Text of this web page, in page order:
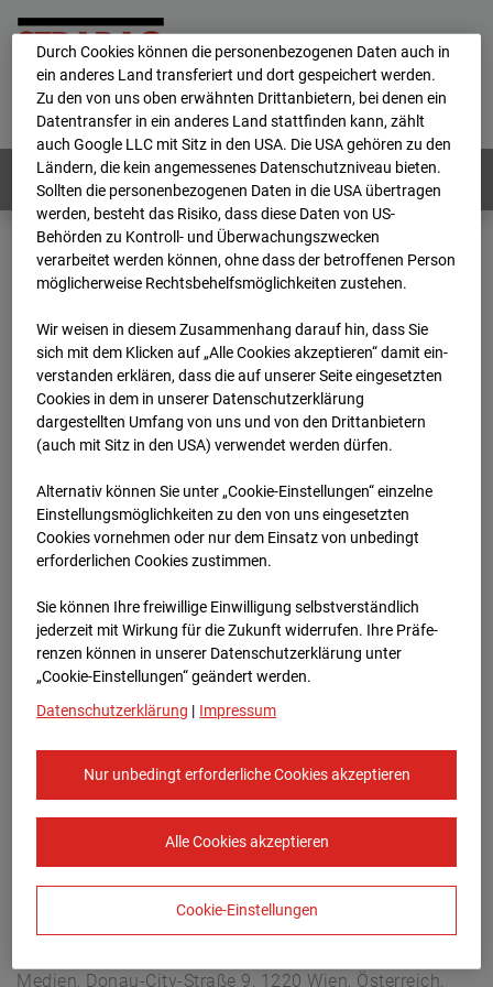
Home E-Mail Impressum
Login
Deutsch / English
Webcams: Alle Länder
Home
Niederlande
BC-153 - Strabag - BV-Amsterdam
Archiv
2026
07 08 14:00
BC-153 - Strabag - BV-
Amsterdam
Hettenheuvelweg 16, 1101 BN Amsterdam
Zur Übersicht
Europe/Amsterdam
Medien, Donau-City-Straße 9, 1220 Wien, Österreich,
Durch Cookies können die personenbezogenen Daten auch in
ein anderes Land transferiert und dort gespeichert werden.
Zu den von uns oben erwähnten Drittanbietern, bei denen ein
Datentransfer in ein anderes Land stattfinden kann, zählt
auch Google LLC mit Sitz in den USA. Die USA gehören zu den
Ländern, die kein angemessenes Datenschutzniveau bieten.
Sollten die personenbezogenen Daten in die USA übertragen
werden, besteht das Risiko, dass diese Daten von US-
Behörden zu Kontroll- und Überwachungszwecken
verarbeitet werden können, ohne dass der betroffenen Person
möglicherweise Rechtsbehelfsmöglichkeiten zustehen.
Wir weisen in diesem Zusammenhang darauf hin, dass Sie
sich mit dem Klicken auf „Alle Cookies akzeptieren“ damit ein­
ver­standen erklären, dass die auf unserer Seite eingesetzten
Cookies in dem in unserer Datenschutzerklärung
dargestellten Umfang von uns und von den Drittanbietern
(auch mit Sitz in den USA) verwendet werden dürfen.
Alternativ können Sie unter „Cookie-Einstellungen“ einzelne
Einstellungsmöglichkeiten zu den von uns eingesetzten
Cookies vornehmen oder nur dem Einsatz von unbedingt
erforderlichen Cookies zustimmen.
Sie können Ihre freiwillige Einwilligung selbstverständlich
jederzeit mit Wirkung für die Zukunft widerrufen. Ihre Prä­fe­
renzen können in unserer Datenschutzerklärung unter
„Cookie-Einstellungen“ geändert werden.
Datenschutzerklärung | Impressum
Nur unbedingt erforderliche Cookies akzeptieren
Alle Cookies akzeptieren
Cookie-Einstellungen